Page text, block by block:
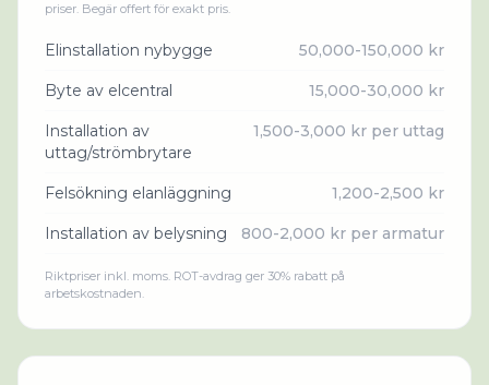
priser. Begär offert för exakt pris.
Elinstallation nybygge 50,000-150,000 kr
Byte av elcentral 15,000-30,000 kr
Installation av
uttag/strömbrytare
1,500-3,000 kr per uttag
Felsökning elanläggning 1,200-2,500 kr
Installation av belysning 800-2,000 kr per armatur
Riktpriser inkl. moms. ROT-avdrag ger 30% rabatt på
arbetskostnaden.